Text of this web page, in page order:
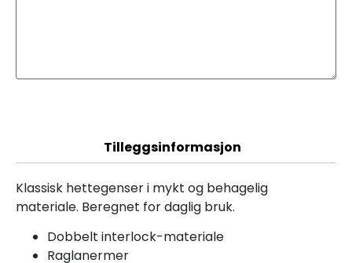
Tilleggsinformasjon
Klassisk hettegenser i mykt og behagelig
materiale. Beregnet for daglig bruk.
Dobbelt interlock-materiale
Raglanermer